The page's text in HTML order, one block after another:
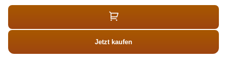
Jetzt kaufen